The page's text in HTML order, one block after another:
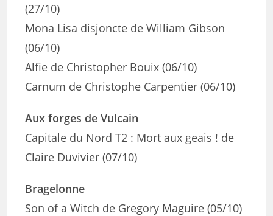
(27/10)
Mona Lisa disjoncte de William Gibson
(06/10)
Alfie de Christopher Bouix (06/10)
Carnum de Christophe Carpentier (06/10)
Aux forges de Vulcain
Capitale du Nord T2 : Mort aux geais ! de
Claire Duvivier (07/10)
Bragelonne
Son of a Witch de Gregory Maguire (05/10)